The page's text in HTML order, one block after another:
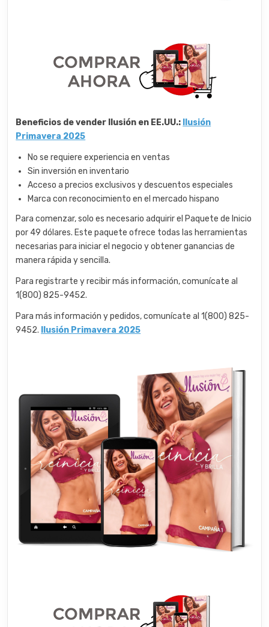
Beneficios de vender Ilusión en EE.UU.:
Ilusión
Primavera 2025
No se requiere experiencia en ventas
Sin inversión en inventario
Acceso a precios exclusivos y descuentos especiales
Marca con reconocimiento en el mercado hispano
Para comenzar, solo es necesario adquirir el Paquete de Inicio
por 49 dólares. Este paquete ofrece todas las herramientas
necesarias para iniciar el negocio y obtener ganancias de
manera rápida y sencilla.
Para registrarte y recibir más información, comunícate al
1(800) 825-9452.
Para más información y pedidos, comunícate al 1(800) 825-
9452.
Ilusión Primavera 2025